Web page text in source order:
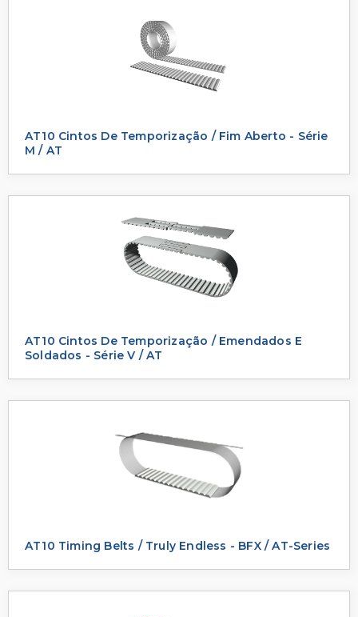
AT10 Cintos De Temporização / Fim Aberto - Série
M / AT
AT10 Cintos De Temporização / Emendados E
Soldados - Série V / AT
AT10 Timing Belts / Truly Endless - BFX / AT-Series